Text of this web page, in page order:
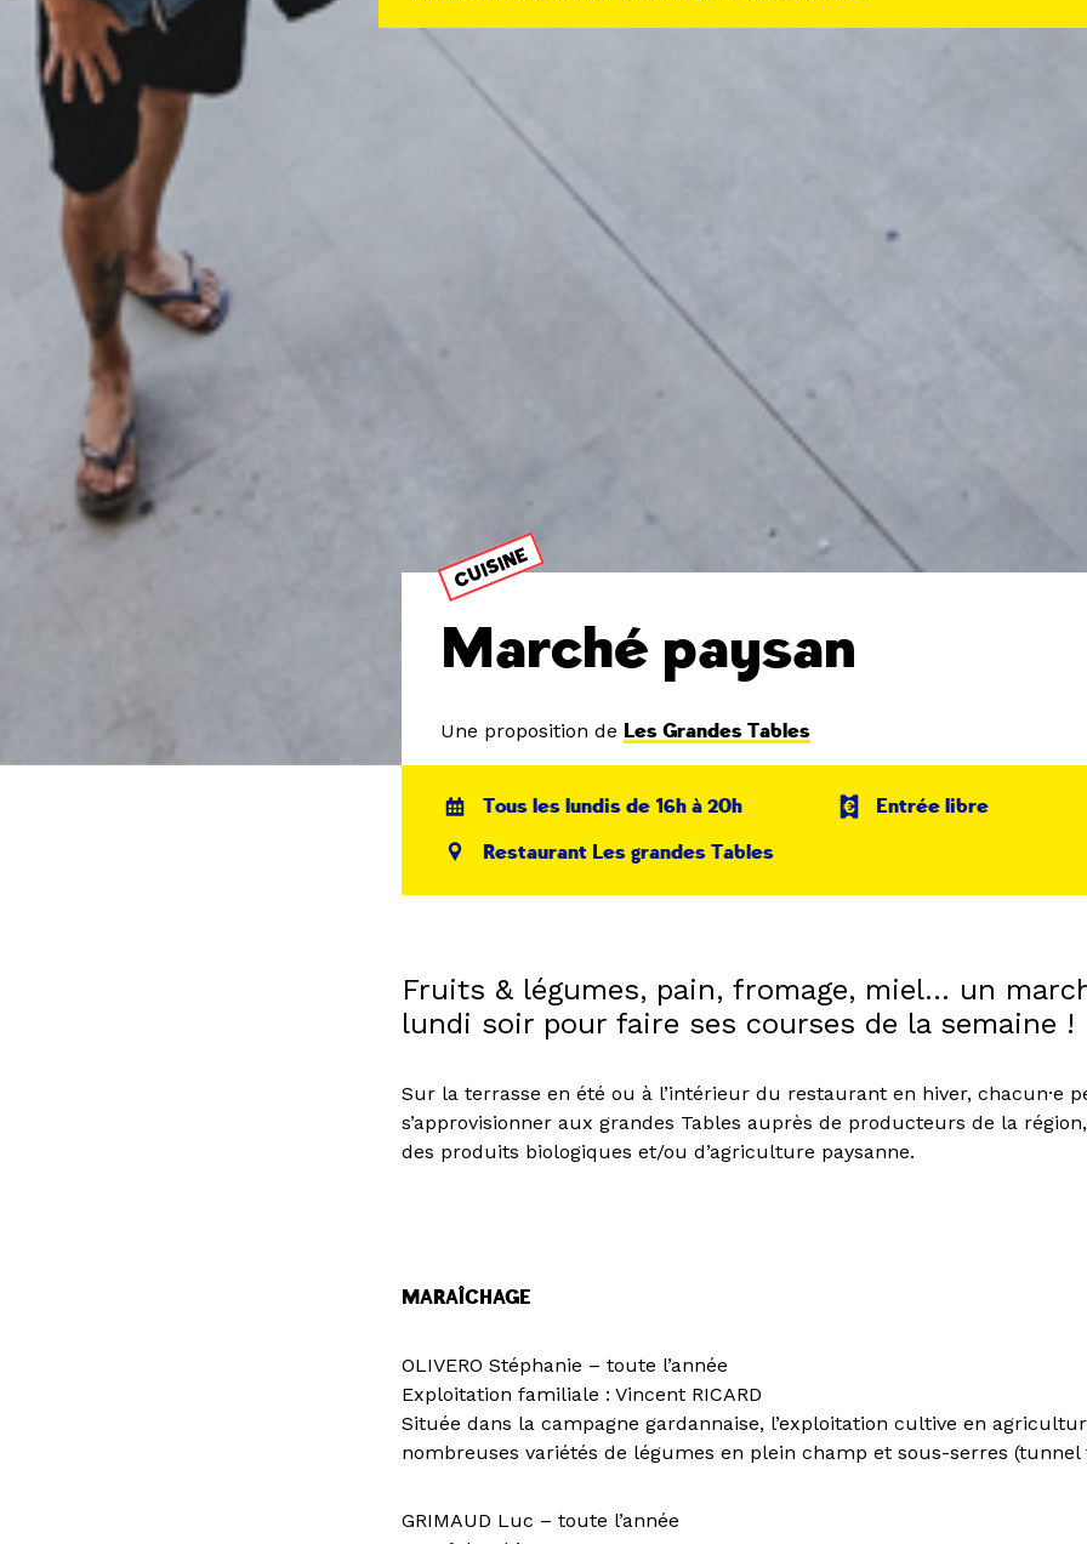
CUISINE
Marché paysan
Une proposition de Les Grandes Tables
Tous les lundis de 16h à 20h
Entrée libre
Restaurant Les grandes Tables
Fruits & légumes, pain, fromage, miel… un
lundi soir pour faire ses courses de la semaine !
Sur la terrasse en été ou à l’intérieur du restaurant en hiver, chacun·e
s’approvisionner aux grandes Tables auprès de producteurs de la
des produits biologiques et/ou d’agriculture paysanne.
MARAÎCHAGE
OLIVERO Stéphanie – toute l’année
Exploitation familiale : Vincent RICARD
Située dans la campagne gardannaise, l’exploitation cultive en
nombreuses variétés de légumes en plein champ et sous-serres (tunnel
GRIMAUD Luc – toute l’année